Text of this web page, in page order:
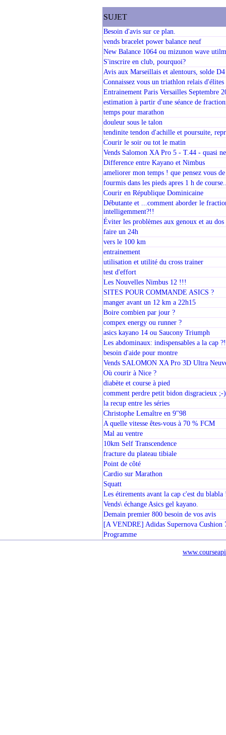
SUJET
Besoin d'avis sur ce plan.
vends bracelet power balance neuf
New Balance 1064 ou mizunon wave
S'inscrire en club, pourquoi?
Avis aux Marseillais et alentours, solde D4
Connaissez vous un triathlon relais
Entrainement Paris Versailles Septembre
estimation à partir d'une séance de
temps pour marathon
douleur sous le talon
tendinite tendon d'achille et poursuite,
Courir le soir ou tot le matin
Vends Salomon XA Pro 5 - T.44 - quasi
Difference entre Kayano et Nimbus
ameliorer mon temps ! que pensez vous
fourmis dans les pieds apres 1 h de
Courir en République Dominicaine
Débutante et ...comment aborder le
intelligemment?!!
Éviter les problèmes aux genoux et au dos
faire un 24h
vers le 100 km
entrainement
utilisation et utilité du cross trainer
test d'effort
Les Nouvelles Nimbus 12 !!!
SITES POUR COMMANDE ASICS ?
manger avant un 12 km a 22h15
Boire combien par jour ?
compex energy ou runner ?
asics kayano 14 ou Saucony Triumph
Les abdominaux: indispensables a la cap ?!
besoin d'aide pour montre
Vends SALOMON XA Pro 3D Ultra
Où courir à Nice ?
diabète et course à pied
comment perdre petit bidon disgracieux ;-
la recup entre les séries
Christophe Lemaître en 9"98
A quelle vitesse êtes-vous à 70 % FCM
Mal au ventre
10km Self Transcendence
fracture du plateau tibiale
Point de côté
Cardio sur Marathon
Squatt
Les étirements avant la cap c'est du blabla
Vends\ échange Asics gel kayano.
Demain premier 800 besoin de vos avis
[A VENDRE] Adidas Supernova Cushion
Programme